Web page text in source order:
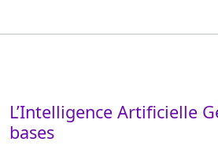
L’Intelligence Artificielle
bases